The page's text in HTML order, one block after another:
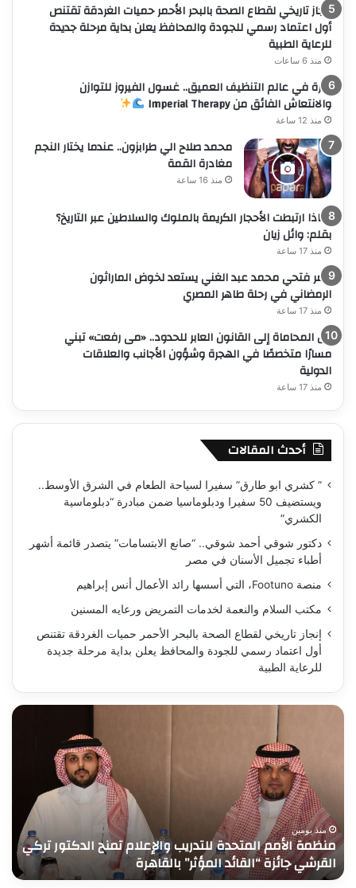
إنجاز تاريخي لقطاع الصحة بالبحر الأحمر حميات الغردقة تقتنص
أول اعتماد رسمي للجودة والمحافظ يعلن بداية مرحلة جديدة
للرعاية الطبية
منذ 6 ساعات
ثورة في عالم التنظيف العميق.. غسول الفيروز للتوازن
والانتعاش الفائق من Imperial Therapy
منذ 12 ساعة
محمد صلاح الي طرابزون.. عندما يختار النجم
مغادرة القمة
منذ 16 ساعة
لماذا ارتبطت الأحجار الكريمة بالملوك والسلاطين عبر التاريخ؟
بقلم: وائل زيان
منذ 17 ساعة
عمر فتحي محمد عبد الغني يستعد لخوض الماراثون
الرمضاني في رحلة طاهر المصري
منذ 17 ساعة
من المحاماة إلى القانون العابر للحدود.. «مى رفعت» تبني
مسارًا متخصصًا في الهجرة وشؤون الأجانب والعلاقات
الدولية
منذ 17 ساعة
أحدث المقالات
” كشري ابو طارق” سفيرا لسياحة الطعام في الشرق الأوسط..
ويستضيف 50 سفيرا ودبلوماسيا ضمن مبادرة “دبلوماسية
الكشري”
دكتور شوقي أحمد شوقي.. “صانع الابتسامات” يتصدر قائمة أشهر
أطباء تجميل الأسنان في مصر
منصة Footuno، التي أسسها رائد الأعمال أنس إبراهيم
مكتب السلام والنعمة لخدمات التمريض ورعايه المسنين
إنجاز تاريخي لقطاع الصحة بالبحر الأحمر حميات الغردقة تقتنص
أول اعتماد رسمي للجودة والمحافظ يعلن بداية مرحلة جديدة
للرعاية الطبية
بحضور
وشخصيات
النائب
سامي
نصر
الله
يحتفل
بعقد
منذ 6 أيام
بحضور وزراء ونواب وشخصيات عامة.. النائب سامي نصر الله
يحتفل بعقد قران نجله محمود على جومانا